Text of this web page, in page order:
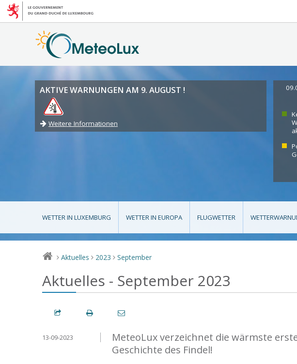
AKTIVE WARNUNGEN AM 9. AUGUST !
Weitere Informationen
WETTER IN LUXEMBURG WETTER IN EUROPA FLUGWETTER
> Aktuelles > 2023 > September
Aktuelles - September 2023
MeteoLux verzeichnet die wärmste
Geschichte des Findel!
13-09-2023